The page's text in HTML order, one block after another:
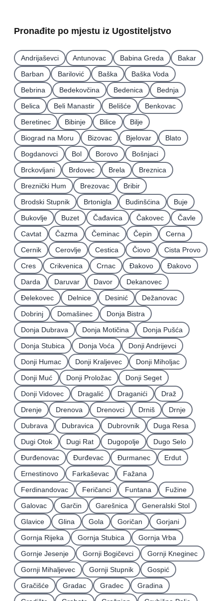
Pronađite po mjestu iz Ugostiteljstvo
Andrijaševci Antunovac Babina Greda
Bakar
Barban
Barilović Baška
Baška Voda
Bebrina
Bedekovčina Bedenica
Bednja
Belica
Beli Manastir Belišće
Benkovac
Beretinec
Bibinje Bilice
Bilje
Biograd na Moru
Bizovac Bjelovar
Blato
Bogdanovci
Bol Borovo
Bošnjaci
Brckovljani
Brdovec Brela
Breznica
Breznički Hum
Brezovac
Bribir
Brodski Stupnik
Brtonigla Budinšćina
Buje
Bukovlje
Buzet Čađavica Čakovec
Čavle
Cavtat
Čazma Čeminac Čepin
Cerna
Cernik
Cerovlje Cestica Čiovo
Cista Provo
Cres
Crikvenica Crnac Đakovo
Ðakovo
Darda
Daruvar Davor
Dekanovec
Ðelekovec
Delnice Desinić
Dežanovac
Dobrinj
Domašinec
Donja Bistra
Donja Dubrava
Donja Motičina
Donja Pušća
Donja Stubica
Donja Voća
Donji Andrijevci
Donji Humac
Donji Kraljevec
Donji Miholjac
Donji Muć
Donji Proložac
Donji Seget
Donji Vidovec
Dragalić Draganići
Draž
Drenje
Drenova Drenovci Drniš
Drnje
Dubrava
Dubravica Dubrovnik
Duga Resa
Dugi Otok
Dugi Rat Dugopolje
Dugo Selo
Ðurđenovac
Ðurđevac Ðurmanec
Erdut
Ernestinovo
Farkaševac
Fažana
Ferdinandovac
Feričanci Funtana
Fužine
Galovac
Garčin Garešnica
Generalski Stol
Glavice
Glina Gola Goričan
Gorjani
Gornja Rijeka
Gornja Stubica
Gornja Vrba
Gornje Jesenje
Gornji Bogičevci
Gornji Kneginec
Gornji Mihaljevec
Gornji Stupnik
Gospić
Gračišće
Gradac Gradec
Gradina